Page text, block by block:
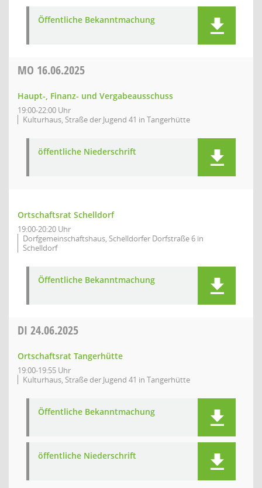
Öffentliche Bekanntmachung
MO 16.06.2025
Haupt-, Finanz- und Vergabeausschuss
19:00-22:00 Uhr
Kulturhaus, Straße der Jugend 41 in Tangerhütte
öffentliche Niederschrift
Ortschaftsrat Schelldorf
19:00-20:20 Uhr
Dorfgemeinschaftshaus, Schelldorfer Dorfstraße 6 in
Schelldorf
Öffentliche Bekanntmachung
DI 24.06.2025
Ortschaftsrat Tangerhütte
19:00-19:55 Uhr
Kulturhaus, Straße der Jugend 41 in Tangerhütte
Öffentliche Bekanntmachung
öffentliche Niederschrift